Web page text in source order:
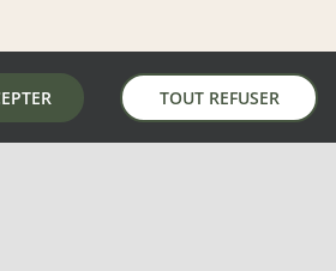
AUNEAU
28700 Aunay-Sous-Auneau
TOUT REFUSER